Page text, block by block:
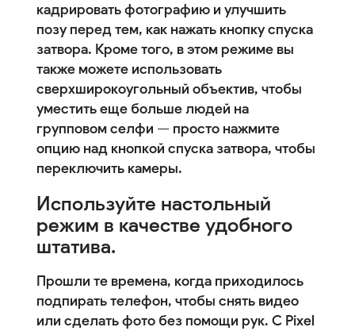
кадрировать фотографию и улучшить
позу перед тем, как нажать кнопку спуска
затвора. Кроме того, в этом режиме вы
также можете использовать
сверхширокоугольный объектив, чтобы
уместить еще больше людей на
групповом селфи — просто нажмите
опцию над кнопкой спуска затвора, чтобы
переключить камеры.
Используйте настольный
режим в качестве удобного
штатива.
Прошли те времена, когда приходилось
подпирать телефон, чтобы снять видео
или сделать фото без помощи рук. С Pixel